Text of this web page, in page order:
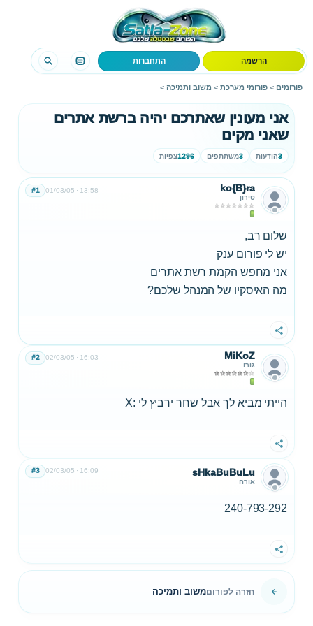
הרשמה התחברות
פורומים > פורומי מערכת > משוב ותמיכה >
אני מעונין שאתרכם יהיה ברשת אתרים
שאני מקים
3הודעות 3משתתפים 1296צפיות
ko{B}ra
טירון
01/03/05 13:58
#1
שלום רב,
יש לי פורום ענק
אני מחפש הקמת רשת אתרים
מה האיסקיו של המנהל שלכם?
שתף
MiKoZ
גורו
02/03/05 16:03
#2
הייתי מביא לך אבל שחר ירביץ לי :X
שתף
sHkaBuBuLu
אורח
02/03/05 16:09
#3
240-793-292
שתף
חזרה לפורוםמשוב ותמיכה